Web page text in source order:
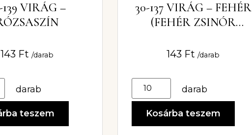
139 VIRÁG –
143 Ft /darab
darab
teszem
30-137 VIRÁG – FEHÉR
(FEHÉR ZSINÓR
143 Ft /darab
darab
Kosárba teszem